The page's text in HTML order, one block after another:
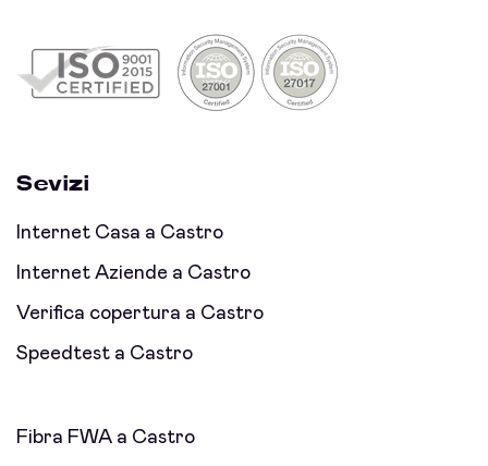
Sevizi
Internet Casa a Castro
Internet Aziende a Castro
Verifica copertura a Castro
Speedtest a Castro
Fibra FWA a Castro